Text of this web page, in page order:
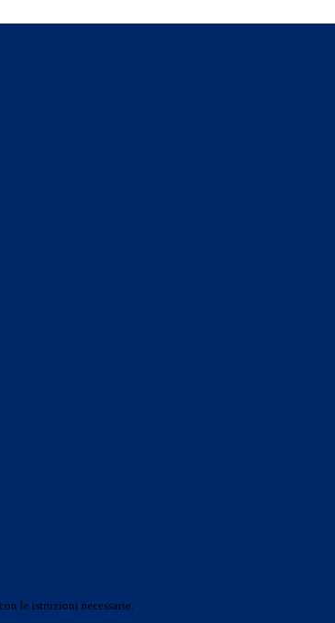
le istruzioni necessarie.